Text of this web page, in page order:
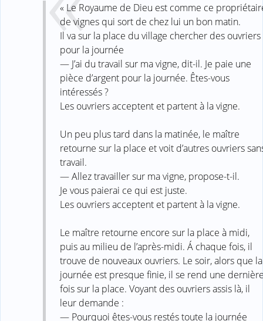
« Le Royaume de Dieu est comme ce
de vignes qui sort de chez lui un bon matin.
Il va sur la place du village chercher des ouvriers
pour la journée
— J’ai du travail sur ma vigne, dit-il. Je paie une
pièce d’argent pour la journée. Êtes-vous
intéressés ?
Les ouvriers acceptent et partent à la vigne.
Un peu plus tard dans la matinée, le maître
retourne sur la place et voit d’autres ouvriers
travail.
— Allez travailler sur ma vigne, propose-t-il.
Je vous paierai ce qui est juste.
Les ouvriers acceptent et partent à la vigne.
Le maître retourne encore sur la place à midi,
puis au milieu de l’après-midi. Á chaque fois, il
trouve de nouveaux ouvriers. Le soir, alors que la
journée est presque finie, il se rend une
fois sur la place. Voyant des ouvriers assis là, il
leur demande :
— Pourquoi êtes-vous restés toute la journée